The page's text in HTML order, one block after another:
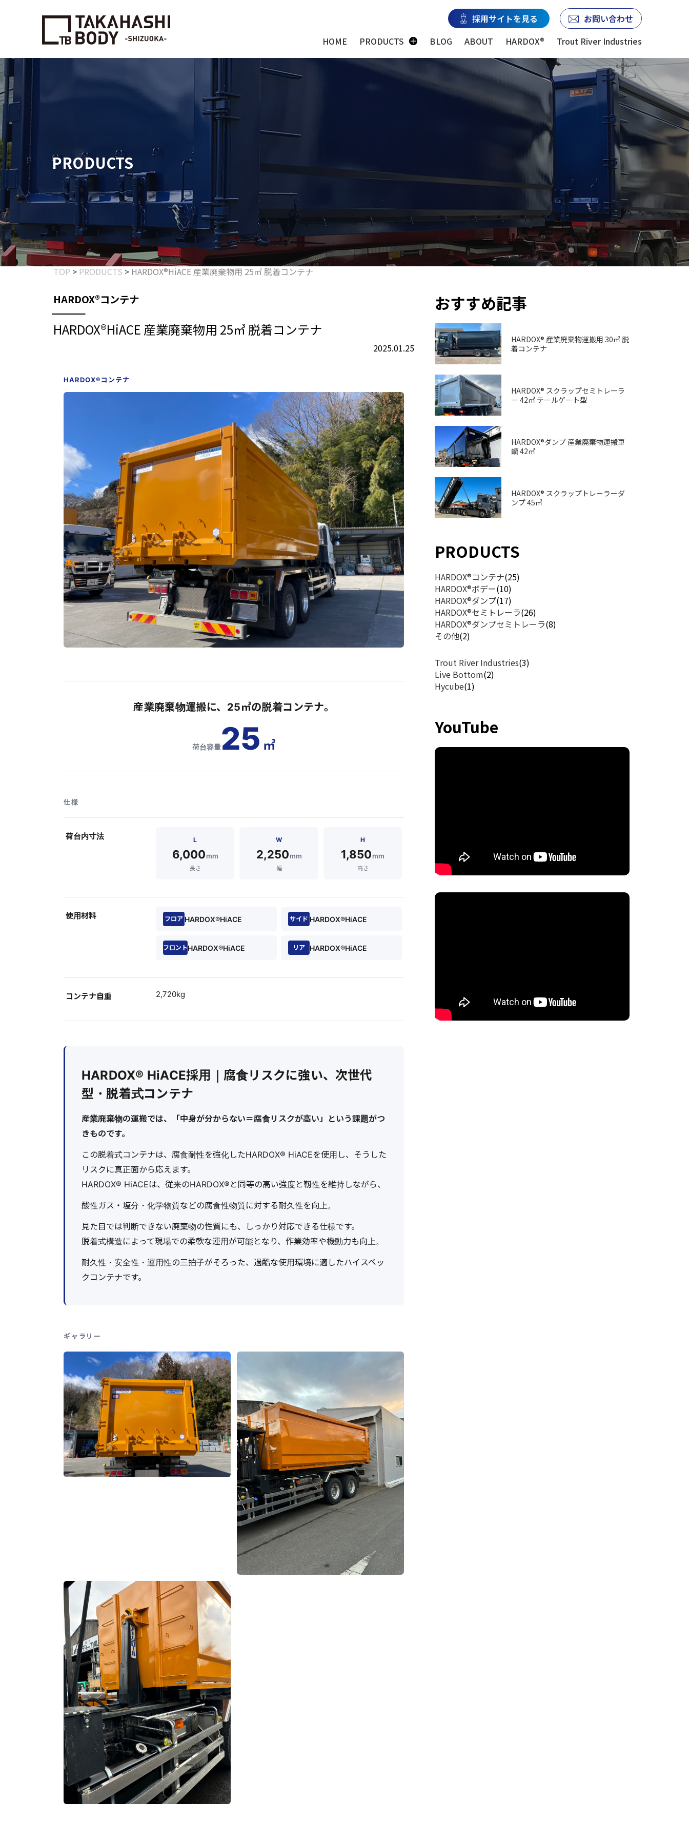
HOME PRODUCTS BLOG ABOUT HARDOX® Trout River Industries
採用サイトを見る お問い合わせ
PRODUCTS
TOP > PRODUCTS > HARDOX®HiACE 産業廃棄物用 25㎥ 脱着コンテナ
HARDOX®コンテナ
HARDOX®HiACE 産業廃棄物用 25㎥ 脱着コンテナ
2025.01.25
HARDOX®コンテナ
産業廃棄物運搬に、25㎥の脱着コンテナ。
荷台容量25 ㎥
仕様
荷台内寸法 L
6,000mm
長さ
W
2,250mm
幅
H
1,850mm
高さ
使用材料 フロア HARDOX®HiACE サイド HARDOX®HiACE
フロントHARDOX®HiACE リア HARDOX®HiACE
コンテナ自重 2,720kg
HARDOX®︎ HiACE採用｜腐食リスクに強い、次世代
型・脱着式コンテナ
産業廃棄物の運搬では、「中身が分からない＝腐食リスクが高い」という課題がつ
きものです。
この脱着式コンテナは、腐食耐性を強化したHARDOX®︎ HiACEを使用し、そうした
リスクに真正面から応えます。
HARDOX®︎ HiACEは、従来のHARDOX®︎と同等の高い強度と靱性を維持しながら、
酸性ガス・塩分・化学物質などの腐食性物質に対する耐久性を向上。
見た目では判断できない廃棄物の性質にも、しっかり対応できる仕様です。
脱着式構造によって現場での柔軟な運用が可能となり、作業効率や機動力も向上。
耐久性・安全性・運用性の三拍子がそろった、過酷な使用環境に適したハイスペッ
クコンテナです。
ギャラリー
おすすめ記事
HARDOX® 産業廃棄物運搬用 30㎥ 脱
着コンテナ
HARDOX® スクラップセミトレーラ
ー 42㎥ テールゲート型
HARDOX®ダンプ 産業廃棄物運搬車
輌 42㎥
HARDOX® スクラップトレーラーダ
ンプ 45㎥
PRODUCTS
HARDOX®コンテナ(25)
HARDOX®ボデー(10)
HARDOX®ダンプ(17)
HARDOX®セミトレーラ(26)
HARDOX®ダンプセミトレーラ(8)
その他(2)
Trout River Industries(3)
Live Bottom(2)
Hycube(1)
YouTube